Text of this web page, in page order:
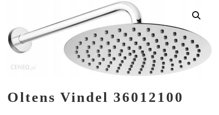
Oltens Vindel 36012100